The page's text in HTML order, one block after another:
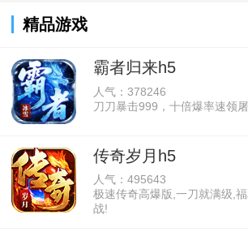
精品游戏
霸者归来h5
人气：378246
刀刀暴击999，十倍爆率速领
传奇岁月h5
人气：495643
极速传奇高爆版,一刀就满级,
战!